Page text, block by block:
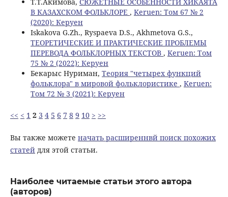
В КАЗАХСКОМ ФОЛЬКЛОРЕ , Keruen: Том 67 № 2
(2020): Керуен
Iskakova G.Zh., Ryspaeva D.S., Akhmetova G.S.,
ТЕОРЕТИЧЕСКИЕ И ПРАКТИЧЕСКИЕ ПРОБЛЕМЫ
ПЕРЕВОДА ФОЛЬКЛОРНЫХ ТЕКСТОВ , Keruen: Том
75 № 2 (2022): Керуен
Бекарыс Нуриман, Теория "четырех функций
фольклора" в мировой фольклористике , Keruen:
Том 72 № 3 (2021): Керуен
<< < 1 2 3 4 5 6 7 8 9 10 > >>
Вы также можете начать расширеннвй поиск похожих
статейдля этой статьи.
Наиболее читаемые статьи этого автора
(авторов)